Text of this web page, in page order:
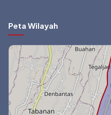
Peta Wilayah